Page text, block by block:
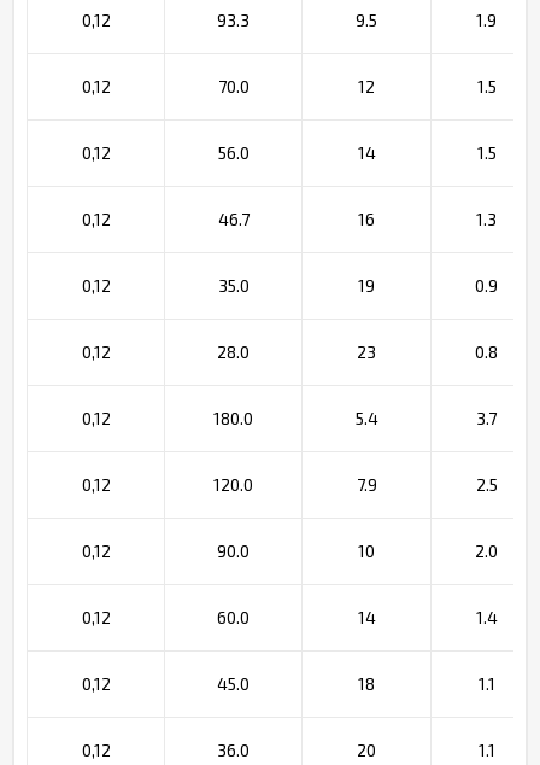
0,12 93.3 9.5 1.9
0,12 70.0 12 1.5
0,12 56.0 14 1.5
0,12 46.7 16 1.3
0,12 35.0 19 0.9
0,12 28.0 23 0.8
0,12 180.0 5.4 3.7
0,12 120.0 7.9 2.5
0,12 90.0 10 2.0
0,12 60.0 14 1.4
0,12 45.0 18 1.1
0,12 36.0 20 1.1